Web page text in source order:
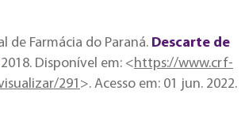
de Farmácia do Paraná. Descarte de
2018. Disponível em: <https://www.crf-
291 >. Acesso em: 01 jun. 2022.